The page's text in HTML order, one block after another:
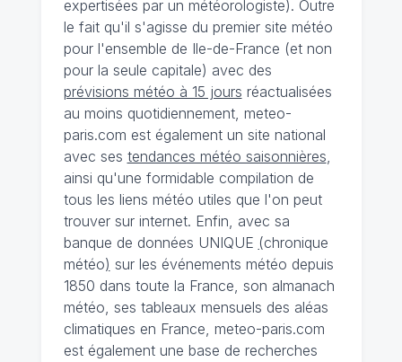
expertisées par un météorologiste). Outre
le fait qu'il s'agisse du premier site météo
pour l'ensemble de Ile-de-France (et non
pour la seule capitale) avec des
prévisions météo à 15 jours réactualisées
au moins quotidiennement, meteo-
paris.com est également un site national
avec ses tendances météo saisonnières,
ainsi qu'une formidable compilation de
tous les liens météo utiles que l'on peut
trouver sur internet. Enfin, avec sa
banque de données UNIQUE (chronique
météo) sur les événements météo depuis
1850 dans toute la France, son almanach
météo, ses tableaux mensuels des aléas
climatiques en France, meteo-paris.com
est également une base de recherches